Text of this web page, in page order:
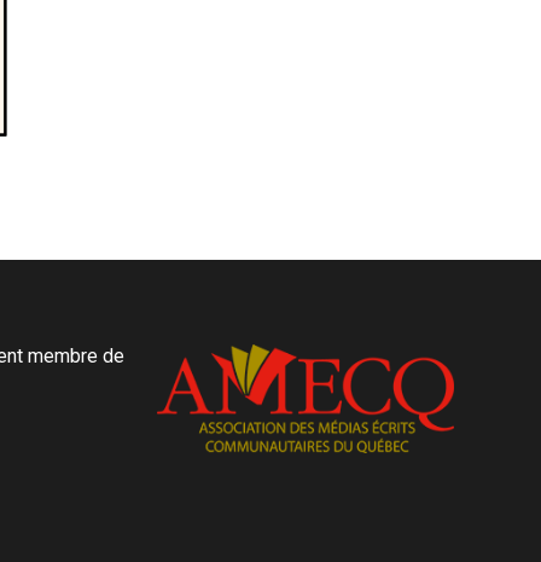
membre de